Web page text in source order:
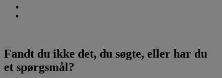
Fandt du ikke det, du søgte, eller har du
et spørgsmål?